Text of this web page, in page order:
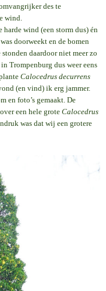
des te
wind.
harde wind (een storm dus) én
doorweekt en de bomen
daardoor niet meer zo
Trompenburg dus weer eens
Calocedrus decurrens
(en vind) ik erg jammer.
en foto’s gemaakt. De
een hele grote Calocedrus
was dat wij een grotere